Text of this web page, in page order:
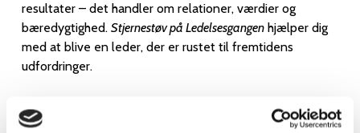
resultater – det handler om relationer, værdier og
bæredygtighed. Stjernestøv på Ledelsesgangenhjælper dig
med at blive en leder, der er rustet til fremtidens
udfordringer.